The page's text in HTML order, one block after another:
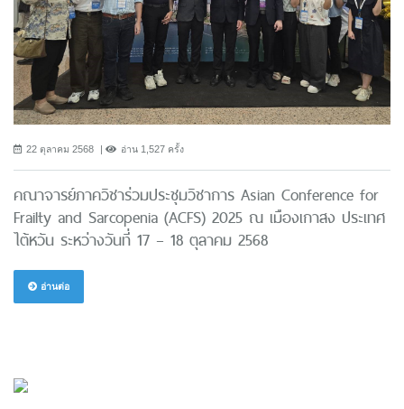
22 ตุลาคม 2568 อ่าน 1,527 ครั้ง
คณาจารย์ภาควิชาร่วมประชุมวิชาการ Asian Conference for
Frailty and Sarcopenia (ACFS) 2025 ณ เมืองเกาสง ประเทศ
ไต้หวัน ระหว่างวันที่ 17 – 18 ตุลาคม 2568
อ่านต่อ